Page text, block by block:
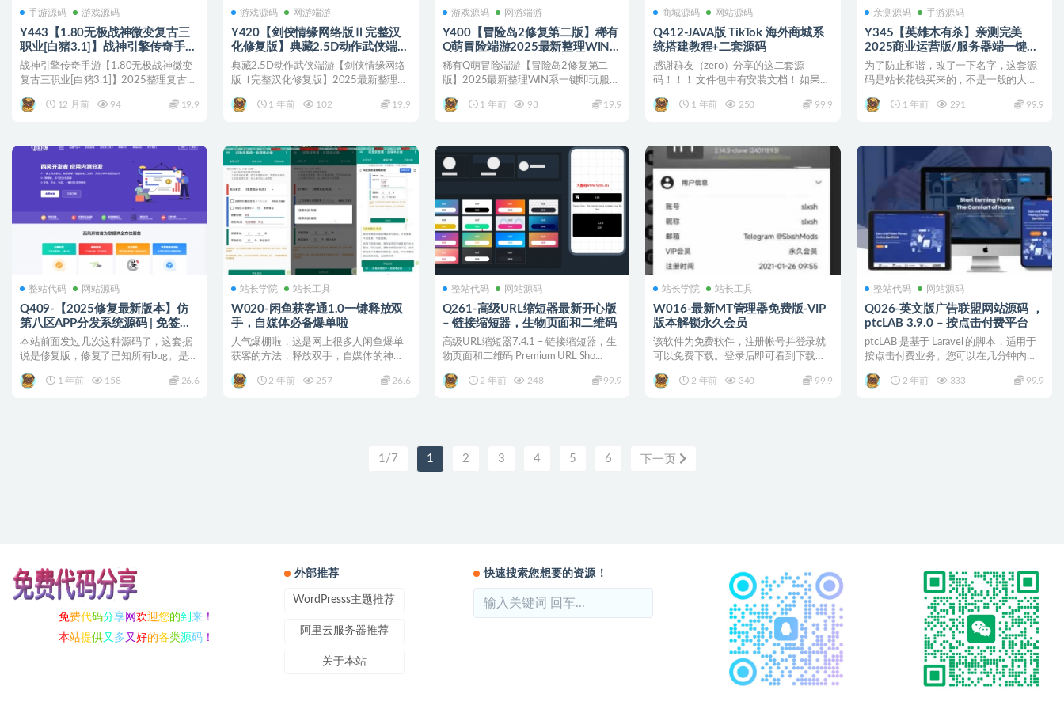
手游源码 游戏源码
Y443【1.80无极战神微变复古三
职业[白猪3.1]】战神引擎传奇手游
2025整理复古服务端+魔龙地宫
+初龙之地+龙塔
战神引擎传奇手游【1.80无极战神微变
复古三职业[白猪3.1]】2025整理复古服
12 月前
94 19.9
游戏源码 网游端游
Y420【剑侠情缘网络版Ⅱ完整汉
化修复版】典藏2.5D动作武侠端游
2025最新整理单机一键即玩镜像
端+Linux手工服务端+网页注册
典藏2.5D动作武侠端游【剑侠情缘网络
版Ⅱ完整汉化修复版】2025最新整理单
1 年前
102 19.9
游戏源码 网游端游
Y400【冒险岛2修复第二版】稀有
Q萌冒险端游2025最新整理WIN系
统一键即玩服务端+PC客户端+GM
命令+教程
稀有Q萌冒险端游【冒险岛2修复第二
版】2025最新整理WIN系一键即玩服务
1 年前
93 19.9
商城源码 网站源码
Q412-JAVA版 TikTok 海外商城系
统搭建教程+二套源码
感谢群友（zero）分享的这二套源
码！！！ 文件包中有安装文档！ 如果你
1 年前
250 99.9
亲测源码 手游源码
Y345【英雄木有杀】亲测完美
2025商业运营版/服务器端一键脚
本安装/详细视频教程+文本教程
为了防止和谐，改了一下名字，这套源
码是站长花钱买来的，不是一般的大路
1 年前
291 99.9
整站代码 网站源码
Q409-【2025修复最新版本】仿
第八区APP分发系统源码 | 免签封
装+多端打包 | 支持安卓/IOS/EXE
分发+企业签名 | 附搭建文档教程
本站前面发过几次这种源码了，这套据
说是修复版，修复了已知所有bug。是一
1 年前
158 26.6
站长学院 站长工具
W020-闲鱼获客通1.0一键释放双
手，自媒体必备爆单啦
人气爆棚啦，这是网上很多人闲鱼爆单
获客的方法，释放双手，自媒体的神器
2 年前
257 26.6
整站代码 网站源码
Q261-高级URL缩短器最新开心版
– 链接缩短器，生物页面和二维码
高级URL缩短器7.4.1 – 链接缩短器，生
物页面和二维码 Premium URL Sho...
2 年前 248 99.9
站长学院 站长工具
W016-最新MT管理器免费版-VIP
版本解锁永久会员
该软件为免费软件，注册帐号并登录就
可以免费下载。登录后即可看到下载链
2 年前
340 99.9
整站代码 网站源码
Q026-英文版广告联盟网站源码 ，
ptcLAB 3.9.0 – 按点击付费平台
ptcLAB 是基于 Laravel 的脚本，适用于
按点击付费业务。您可以在几分钟内运
2 年前
333 99.9
1/7 1 2 3 4 5 6 下一页
免费代码分享网 欢迎您的到 来！
本站提供又 多 又好的各类源码！
外部推荐
WordPresss主题推荐
阿里云服务器推荐
关于本站
快速搜索您想要的资源！